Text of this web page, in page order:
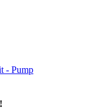
- Pump